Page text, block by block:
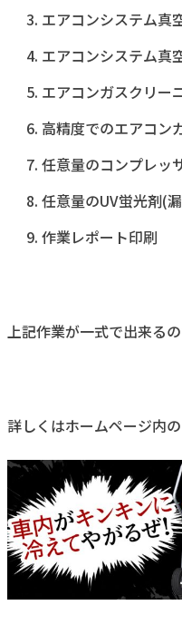
エアコンシステム真
エアコンシステム真
エアコンガスクリー
高精度でのエアコン
任意量のコンプレッ
任意量のUV蛍光剤(
作業レポート印刷
上記作業が一式で出来る
詳しくはホームページ内